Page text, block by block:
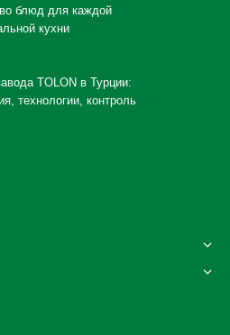
блюд для каждой
кухни
TOLON в Турции:
технологии, контроль